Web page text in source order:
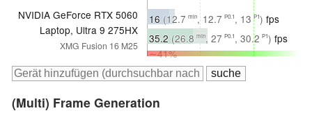
NVIDIA GeForce RTX 5060
Laptop, Ultra 9 275HX
XMG Fusion 16 M25
16 (12.7 min, 12.7 P0.1, 13 P1) fps
∼32%
35.2 (26.8 min, 27 P0.1, 30.2 P1) fps
∼41%
(Multi) Frame Generation